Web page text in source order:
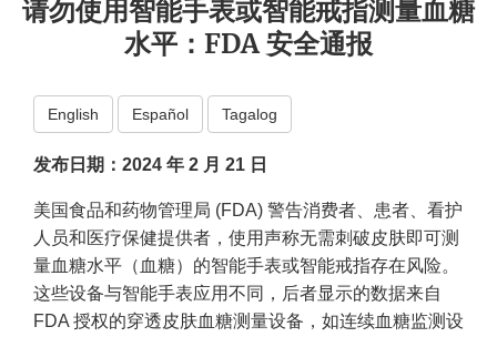
请勿使用智能手表或智能戒指测量血糖
水平：FDA 安全通报
English Español Tagalog
发布日期：2024 年 2 月 21 日
美国食品和药物管理局 (FDA) 警告消费者、患者、看护
人员和医疗保健提供者，使用声称无需刺破皮肤即可测
量血糖水平（血糖）的智能手表或智能戒指存在风险。
这些设备与智能手表应用不同，后者显示的数据来自
FDA 授权的穿透皮肤血糖测量设备，如连续血糖监测设